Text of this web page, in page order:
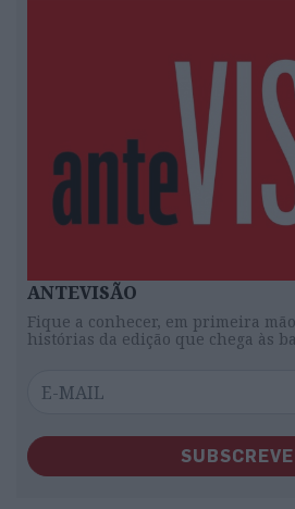
ANTEVISÃO
Fique a conhecer, em primeira
histórias da edição que chega às